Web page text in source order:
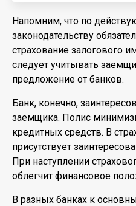
Напомним, что по
законодательству
страхование залогового
следует учитывать
предложение от банков.
Банк, конечно,
заемщика. Полис
кредитных средств. В
присутствует
При наступлении
облегчит финансовое
В разных банках к